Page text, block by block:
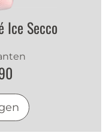
Ice Secco